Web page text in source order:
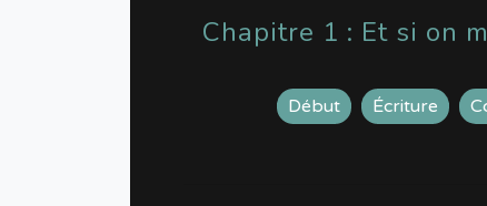
Chapitre 1 : Et si on
Début Écriture